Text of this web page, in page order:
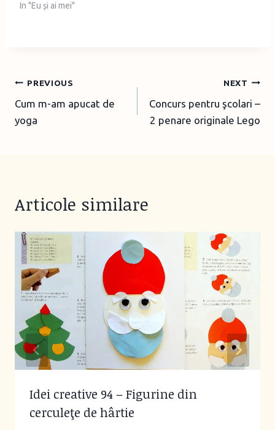
In "Eu și ai mei"
Post
navigation
PREVIOUS
Cum m-am apucat de
yoga
NEXT
Concurs pentru şcolari –
2 penare originale Lego
Articole similare
Idei creative 94 – Figurine din
cerculeţe de hârtie